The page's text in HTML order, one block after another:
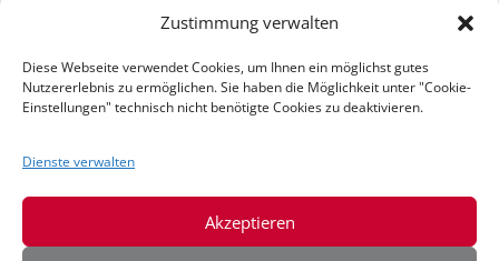
Zustimmung verwalten
Diese Webseite verwendet Cookies, um Ihnen ein möglichst gutes
Nutzererlebnis zu ermöglichen. Sie haben die Möglichkeit unter "Cookie-
Einstellungen" technisch nicht benötigte Cookies zu deaktivieren.
Dienste verwalten
Akzeptieren
YouTube
Instagram